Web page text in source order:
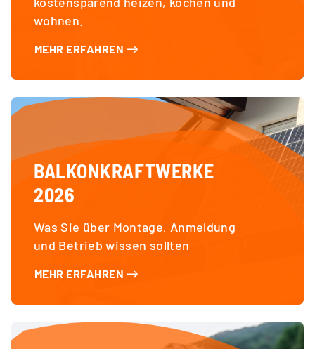
wohnen.
MEHR ERFAHREN
BALKONKRAFTWERKE
2026
Was Sie über Montage, Anmeldung
und Betrieb wissen sollten
MEHR ERFAHREN